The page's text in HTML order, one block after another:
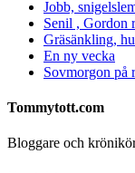
Jobb,
Senil , Gordon
Gräsänkling,
En ny vecka
Sovmorgon på
Tommytott.com
Bloggare och